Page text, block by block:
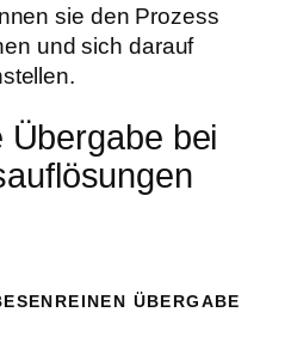
sie den Prozess
und sich darauf
Übergabe bei
ÜBERGABE